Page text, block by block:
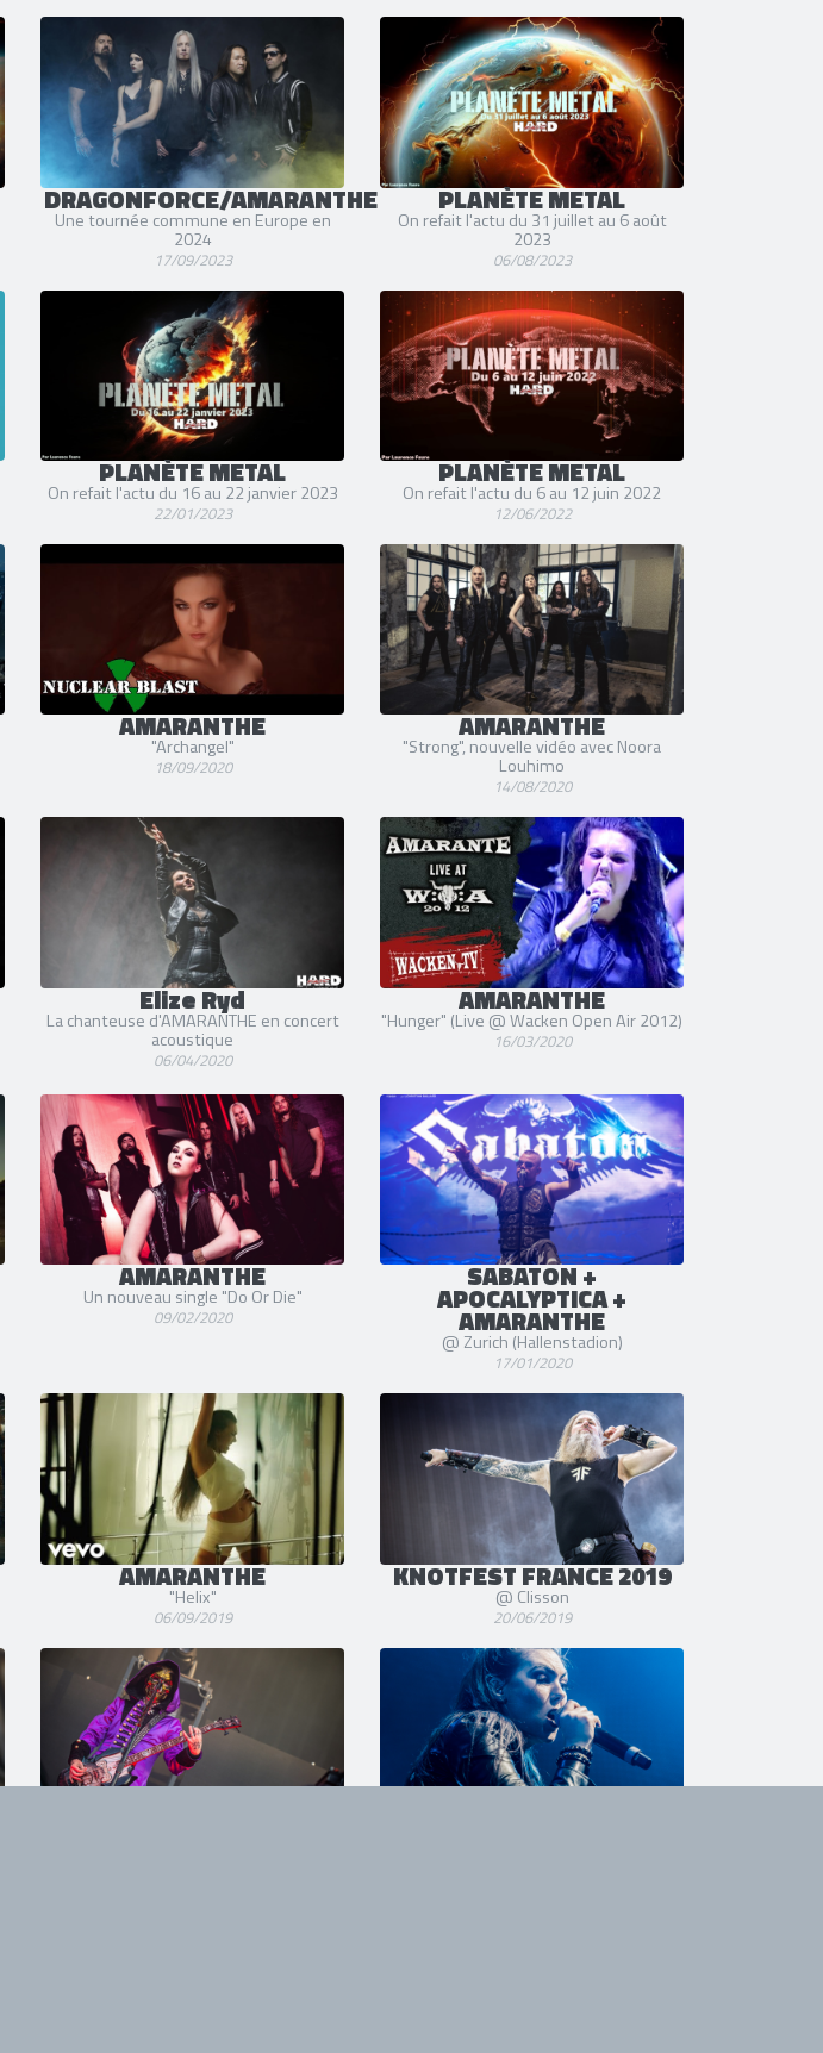
DRAGONFORCE/AMARANTHE
Une tournée commune en Europe en
2024
17/09/2023
PLANÈTE METAL
On refait l'actu du 31 juillet au 6 août
2023
06/08/2023
PLANÈTE METAL
On refait l'actu du 16 au 22 janvier 2023
22/01/2023
PLANÈTE METAL
On refait l'actu du 6 au 12 juin 2022
12/06/2022
AMARANTHE
"Archangel"
18/09/2020
AMARANTHE
"Strong", nouvelle vidéo avec Noora
Louhimo
14/08/2020
Elize Ryd
La chanteuse d'AMARANTHE en concert
acoustique
06/04/2020
AMARANTHE
"Hunger" (Live @ Wacken Open Air 2012)
16/03/2020
AMARANTHE
Un nouveau single "Do Or Die"
09/02/2020
SABATON +
APOCALYPTICA +
AMARANTHE
@ Zurich (Hallenstadion)
17/01/2020
AMARANTHE
"Helix"
06/09/2019
KNOTFEST FRANCE 2019
@ Clisson
20/06/2019